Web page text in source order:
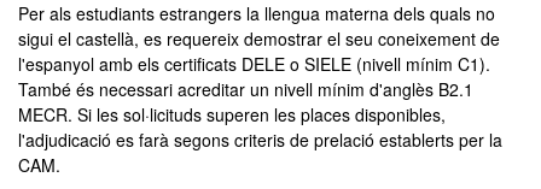
Per als estudiants estrangers la llengua materna dels quals no
sigui el castellà, es requereix demostrar el seu coneixement de
l'espanyol amb els certificats DELE o SIELE (nivell mínim C1).
També és necessari acreditar un nivell mínim d'anglès B2.1
MECR. Si les sol·licituds superen les places disponibles,
l'adjudicació es farà segons criteris de prelació establerts per la
CAM.